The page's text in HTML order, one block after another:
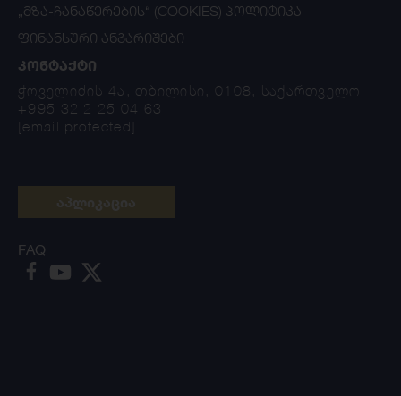
„ᲛᲖᲐ-ᲩᲐᲜᲐᲬᲔᲠᲔᲑᲘᲡ“ (COOKIES) ᲞᲝᲚᲘᲢᲘᲙᲐ
ᲤᲘᲜᲐᲜᲡᲣᲠᲘ ᲐᲜᲒᲐᲠᲘᲨᲔᲑᲘ
ᲙᲝᲜᲢᲐᲥᲢᲘ
ჭოველიძის 4ა, თბილისი, 0108, საქართველო
+995 32 2 25 04 63
[email protected]
FAQ